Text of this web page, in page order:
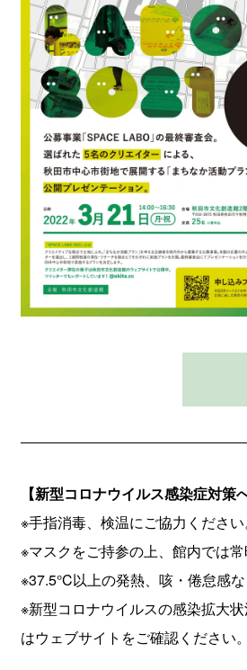
【新型コロナウイルス感染症対策
※手指消毒、検温にご協力ください
※マスクをご持参の上、館内では常
※37.5°C以上の発熱、咳・倦怠感
※新型コロナウイルスの感染拡大
はウェブサイトをご確認ください。